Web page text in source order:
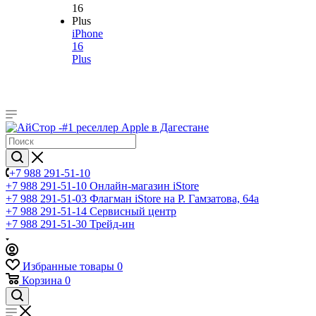
iPhone
16
Plus
+7 988 291-51-10
+7 988 291-51-10 Онлайн-магазин iStore
+7 988 291-51-03 Флагман iStore на Р. Гамзатова, 64а
+7 988 291-51-14 Сервисный центр
+7 988 291-51-30 Трейд-ин
Избранные товары 0
Корзина 0